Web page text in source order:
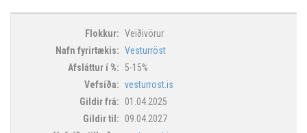
Veiðivörur
Vesturröst
5-15%
vesturrost.is
01.04.2025
09.04.2027